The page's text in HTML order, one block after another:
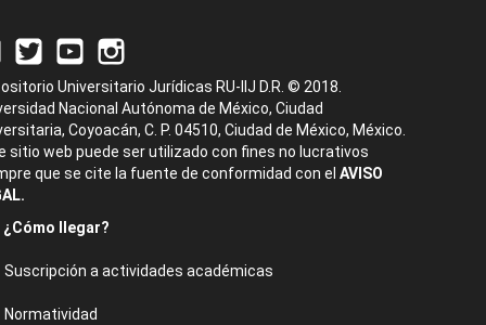
Universitario Jurídicas RU-IIJ D.R. © 2018.
Nacional Autónoma de México, Ciudad
Coyoacán, C. P. 04510, Ciudad de México, México.
sitio web puede ser utilizado con fines no lucrativos
que se cite la fuente de conformidad con el AVISO
¿Cómo llegar?
Suscripción a actividades académicas
Normatividad